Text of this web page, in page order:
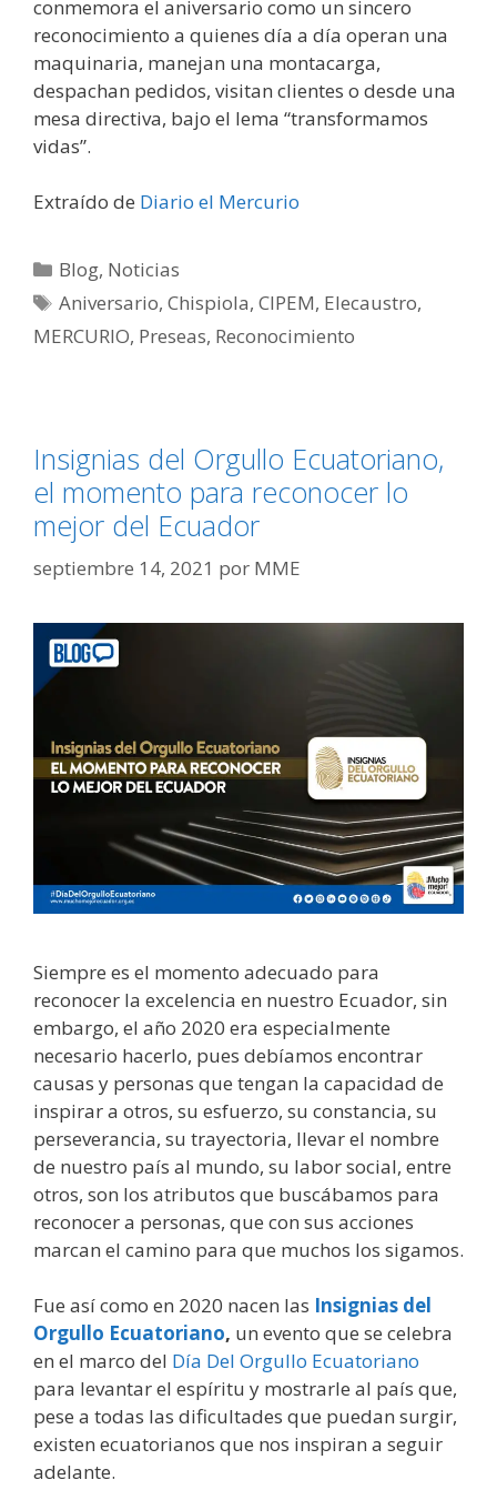
conmemora el aniversario como un sincero
reconocimiento a quienes día a día operan una
maquinaria, manejan una montacarga,
despachan pedidos, visitan clientes o desde una
mesa directiva, bajo el lema “transformamos
vidas”.
Extraído de Diario el Mercurio
Blog, Noticias
Aniversario,Chispiola,CIPEM, Elecaustro,
MERCURIO, Preseas, Reconocimiento
Insignias del Orgullo Ecuatoriano,
el momento para reconocer lo
mejor del Ecuador
septiembre 14, 2021 por MME
Siempre es el momento adecuado para
reconocer la excelencia en nuestro Ecuador, sin
embargo, el año 2020 era especialmente
necesario hacerlo, pues debíamos encontrar
causas y personas que tengan la capacidad de
inspirar a otros, su esfuerzo, su constancia, su
perseverancia, su trayectoria, llevar el nombre
de nuestro país al mundo, su labor social, entre
otros, son los atributos que buscábamos para
reconocer a personas, que con sus acciones
marcan el camino para que muchos los sigamos.
Fue así como en 2020 nacen las Insignias del
Orgullo Ecuatoriano, un evento que se celebra
en el marco del Día Del Orgullo Ecuatoriano
para levantar el espíritu y mostrarle al país que,
pese a todas las dificultades que puedan surgir,
existen ecuatorianos que nos inspiran a seguir
adelante.